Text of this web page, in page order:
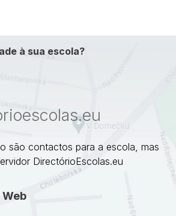
à sua escola?
são contactos para a escola, mas
DirectórioEscolas.eu